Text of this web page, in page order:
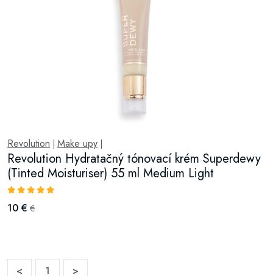
Revolution Make upy
Revolution Hydratačný tónovací krém Superdewy
(Tinted Moisturiser) 55 ml Medium Light
10 € €
< 1 >